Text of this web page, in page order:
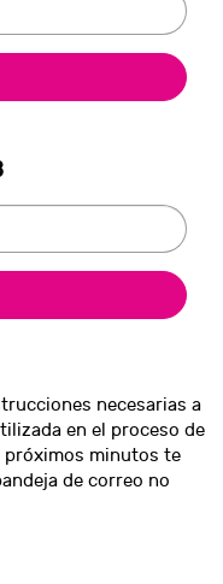
necesarias a
en el proceso de
próximos minutos te
de correo no